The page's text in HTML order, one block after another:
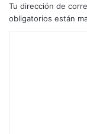
Tu dirección de
obligatorios están